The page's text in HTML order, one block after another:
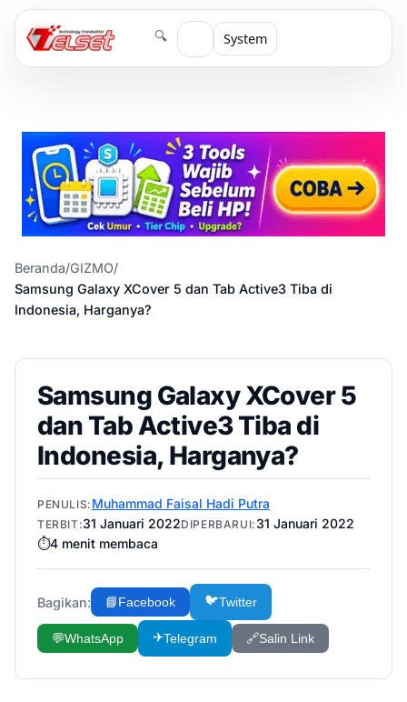
🔍 System
Beranda/GIZMO/
Samsung Galaxy XCover 5 dan Tab Active3 Tiba di
Indonesia, Harganya?
Samsung Galaxy XCover 5
dan Tab Active3 Tiba di
Indonesia, Harganya?
PENULIS: Muhammad Faisal Hadi Putra
TERBIT:31 Januari 2022DIPERBARUI: 31 Januari 2022
⏱️4 menit membaca
Bagikan: 📘Facebook 🐦Twitter
💬WhatsApp ✈️Telegram 🔗Salin Link